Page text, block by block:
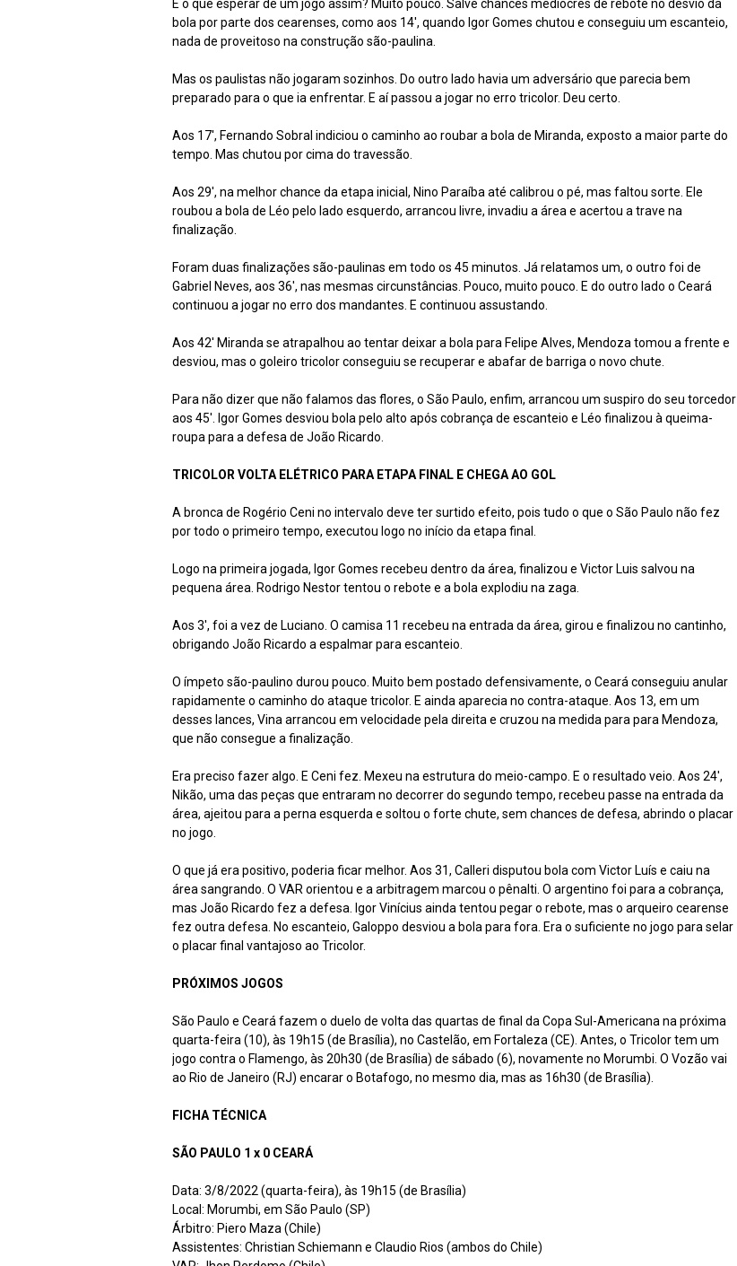
E o que esperar de um jogo assim? Muito pouco. Salve chances medíocres de rebote no desvio da
bola por parte dos cearenses, como aos 14', quando Igor Gomes chutou e conseguiu um escanteio,
nada de proveitoso na construção são-paulina.
Mas os paulistas não jogaram sozinhos. Do outro lado havia um adversário que parecia bem
preparado para o que ia enfrentar. E aí passou a jogar no erro tricolor. Deu certo.
Aos 17', Fernando Sobral indiciou o caminho ao roubar a bola de Miranda, exposto a maior parte do
tempo. Mas chutou por cima do travessão.
Aos 29', na melhor chance da etapa inicial, Nino Paraíba até calibrou o pé, mas faltou sorte. Ele
roubou a bola de Léo pelo lado esquerdo, arrancou livre, invadiu a área e acertou a trave na
finalização.
Foram duas finalizações são-paulinas em todo os 45 minutos. Já relatamos um, o outro foi de
Gabriel Neves, aos 36', nas mesmas circunstâncias. Pouco, muito pouco. E do outro lado o Ceará
continuou a jogar no erro dos mandantes. E continuou assustando.
Aos 42' Miranda se atrapalhou ao tentar deixar a bola para Felipe Alves, Mendoza tomou a frente e
desviou, mas o goleiro tricolor conseguiu se recuperar e abafar de barriga o novo chute.
Para não dizer que não falamos das flores, o São Paulo, enfim, arrancou um suspiro do seu torcedor
aos 45'. Igor Gomes desviou bola pelo alto após cobrança de escanteio e Léo finalizou à queima-
roupa para a defesa de João Ricardo.
TRICOLOR VOLTA ELÉTRICO PARA ETAPA FINAL E CHEGA AO GOL
A bronca de Rogério Ceni no intervalo deve ter surtido efeito, pois tudo o que o São Paulo não fez
por todo o primeiro tempo, executou logo no início da etapa final.
Logo na primeira jogada, Igor Gomes recebeu dentro da área, finalizou e Victor Luis salvou na
pequena área. Rodrigo Nestor tentou o rebote e a bola explodiu na zaga.
Aos 3', foi a vez de Luciano. O camisa 11 recebeu na entrada da área, girou e finalizou no cantinho,
obrigando João Ricardo a espalmar para escanteio.
O ímpeto são-paulino durou pouco. Muito bem postado defensivamente, o Ceará conseguiu anular
rapidamente o caminho do ataque tricolor. E ainda aparecia no contra-ataque. Aos 13, em um
desses lances, Vina arrancou em velocidade pela direita e cruzou na medida para para Mendoza,
que não consegue a finalização.
Era preciso fazer algo. E Ceni fez. Mexeu na estrutura do meio-campo. E o resultado veio. Aos 24',
Nikão, uma das peças que entraram no decorrer do segundo tempo, recebeu passe na entrada da
área, ajeitou para a perna esquerda e soltou o forte chute, sem chances de defesa, abrindo o placar
no jogo.
O que já era positivo, poderia ficar melhor. Aos 31, Calleri disputou bola com Victor Luís e caiu na
área sangrando. O VAR orientou e a arbitragem marcou o pênalti. O argentino foi para a cobrança,
mas João Ricardo fez a defesa. Igor Vinícius ainda tentou pegar o rebote, mas o arqueiro cearense
fez outra defesa. No escanteio, Galoppo desviou a bola para fora. Era o suficiente no jogo para selar
o placar final vantajoso ao Tricolor.
PRÓXIMOS JOGOS
São Paulo e Ceará fazem o duelo de volta das quartas de final da Copa Sul-Americana na próxima
quarta-feira (10), às 19h15 (de Brasília), no Castelão, em Fortaleza (CE). Antes, o Tricolor tem um
jogo contra o Flamengo, às 20h30 (de Brasília) de sábado (6), novamente no Morumbi. O Vozão vai
ao Rio de Janeiro (RJ) encarar o Botafogo, no mesmo dia, mas as 16h30 (de Brasília).
FICHA TÉCNICA
SÃO PAULO 1 x 0 CEARÁ
Data: 3/8/2022 (quarta-feira), às 19h15 (de Brasília)
Local: Morumbi, em São Paulo (SP)
Árbitro: Piero Maza (Chile)
Assistentes: Christian Schiemann e Claudio Rios (ambos do Chile)